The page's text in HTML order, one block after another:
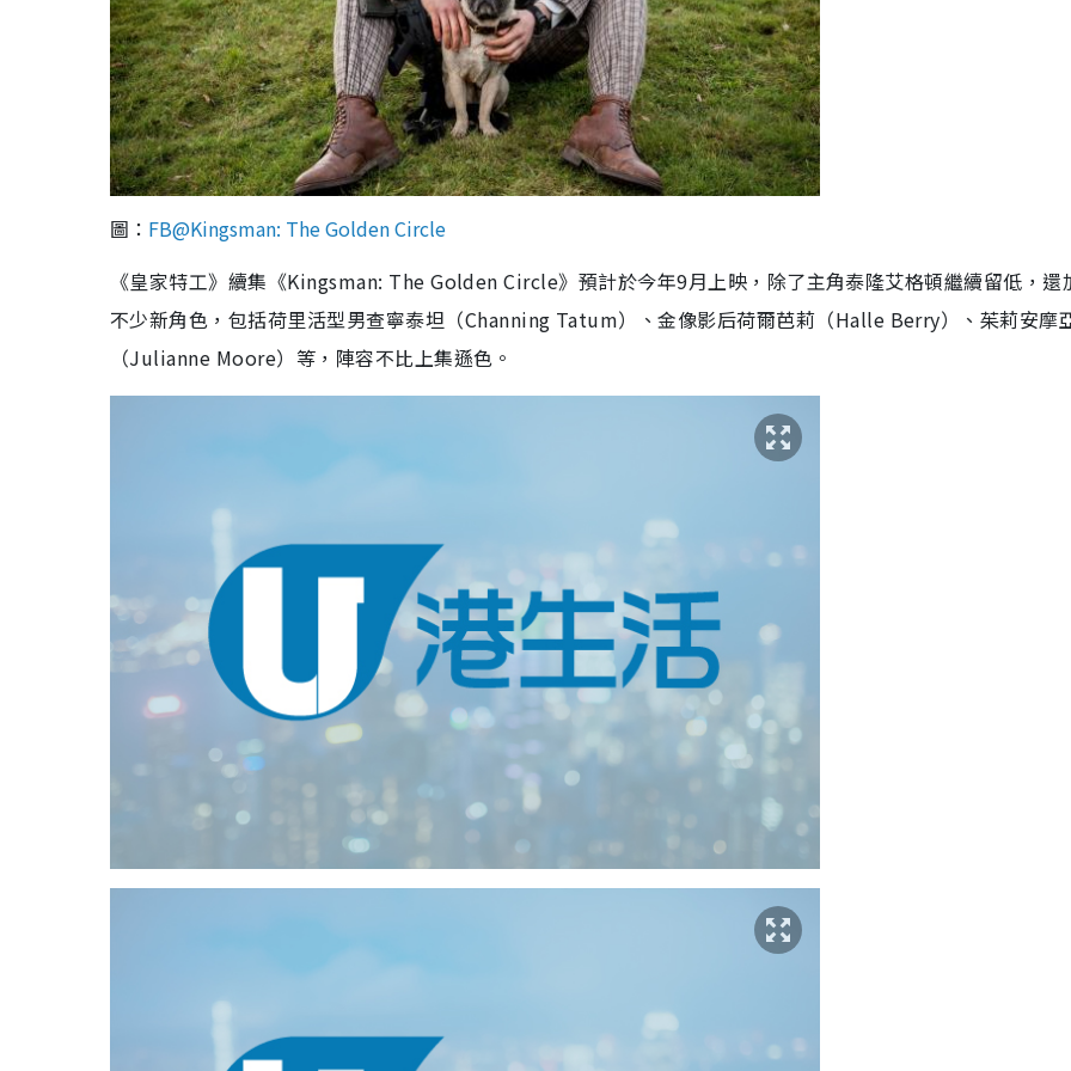
圖： FB@Kingsman: The Golden Circle
《皇家特工》續集《Kingsman: The Golden Circle》預計於今年9月上映，除了主角泰隆艾格頓繼續留低，還
不少新角色，包括荷里活型男查寧泰坦（Channing Tatum）、金像影后荷爾芭莉（Halle Berry）、茱莉安摩
（Julianne Moore）等，陣容不比上集遜色。